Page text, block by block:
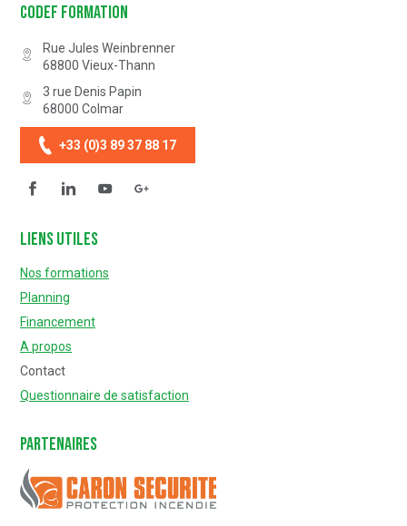
Codef Formation
Rue Jules Weinbrenner
68800 Vieux-Thann
3 rue Denis Papin
68000 Colmar
+33 (0)3 89 37 88 17
FacebookLinkedinYouTube
Liens utiles
Nos formations
Planning
Financement
A propos
Contact
Questionnaire de satisfaction
Partenaires
Caron Sécurité